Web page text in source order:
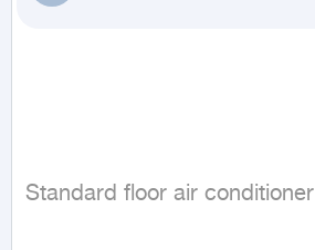
Standard floor air conditioner